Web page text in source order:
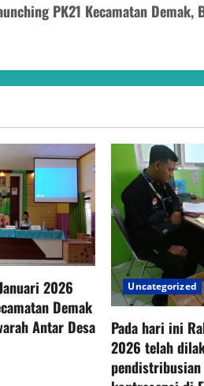
PK21 Kecamatan
2026
Demak
Antar Desa
Uncategorized
Pada hari ini
2026 telah